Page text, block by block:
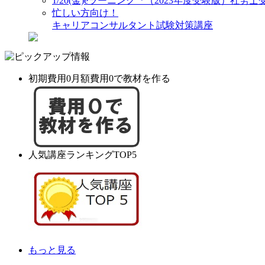
忙しい方向け！
キャリアコンサルタント試験対策講座
初期費用0月額費用0で教材を作る
人気講座ランキングTOP5
もっと見る